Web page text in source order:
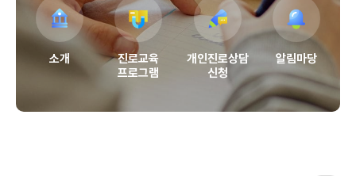
소개
진로교육
프로그램
개인진로상담
신청
알림마당